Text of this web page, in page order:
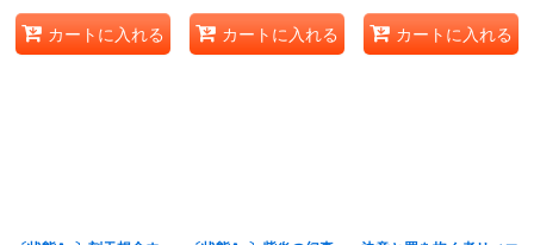
カートに入れる カートに入れる カートに入れる